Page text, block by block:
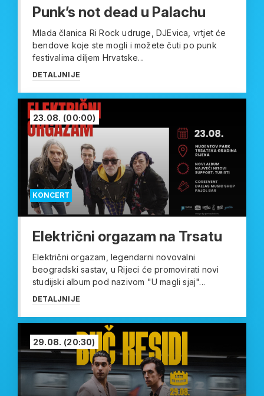
Punk’s not dead u Palachu
Mlada članica Ri Rock udruge, DJEvica, vrtjet će
bendove koje ste mogli i možete čuti po punk
festivalima diljem Hrvatske...
DETALJNIJE
KONCERT
23.08. (00:00)
Električni orgazam na Trsatu
Električni orgazam, legendarni novovalni
beogradski sastav, u Rijeci će promovirati novi
studijski album pod nazivom "U magli sjaj"...
DETALJNIJE
29.08. (20:30)